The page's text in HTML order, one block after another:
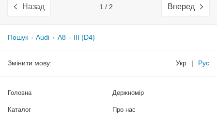
Назад 1 / 2 Вперед
Пошук Audi A8 III (D4)
Змінити мову: Укр | Рус
Головна
Каталог
Держномір
Про нас